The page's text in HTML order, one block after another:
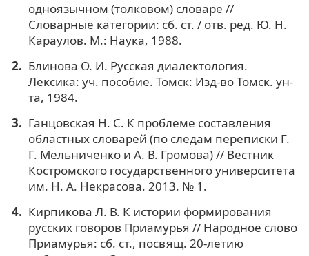
одноязычном (толковом) словаре //
Словарные категории: сб. ст. / отв. ред. Ю. Н.
Караулов. М.: Наука, 1988.
Блинова О. И. Русская диалектология.
Лексика: уч. пособие. Томск: Изд-во Томск. ун-
та, 1984.
Ганцовская Н. С. К проблеме составления
областных словарей (по следам переписки Г.
Г. Мельниченко и А. В. Громова) // Вестник
Костромского государственного университета
им. Н. А. Некрасова. 2013. № 1.
Кирпикова Л. В. К истории формирования
русских говоров Приамурья // Народное слово
Приамурья: сб. ст., посвящ. 20-летию